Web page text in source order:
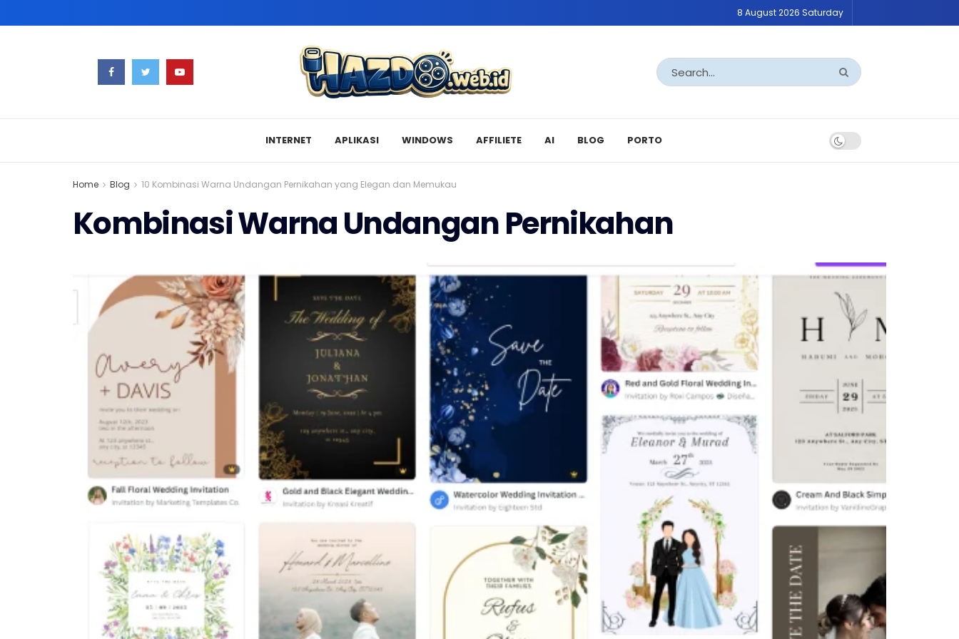
8 August 2026 Saturday
INTERNET APLIKASI WINDOWS AFFILIETE AI BLOG PORTO
Home Blog 10 Kombinasi Warna Undangan Pernikahan yang Elegan dan Memukau
Kombinasi Warna Undangan Pernikahan